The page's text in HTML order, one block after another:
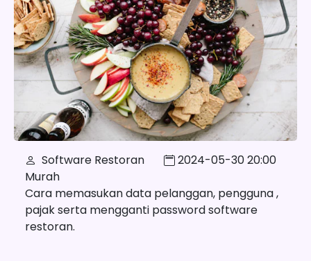
Software Restoran
Murah
2024-05-30 20:00
Cara memasukan data pelanggan, pengguna ,
pajak serta mengganti password software
restoran.